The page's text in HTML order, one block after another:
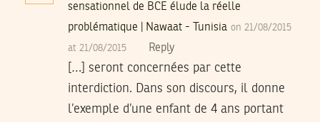
sensationnel de BCE élude la réelle
problématique | Nawaat - Tunisia on 21/08/2015
at 21/08/2015 Reply
[…] seront concernées par cette
interdiction. Dans son discours, il donne
l’exemple d’une enfant de 4 ans portant